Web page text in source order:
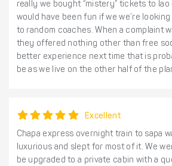
really we bought “mistery” tickets to lao
would have been fun if we we’re
to random coaches. When a complaint
they offered nothing other than free
better experience next time that is
be as we live on the other half of the
Excellent
Chapa express overnight train to sapa
luxurious and slept for most of it. We
be upgraded to a private cabin with a